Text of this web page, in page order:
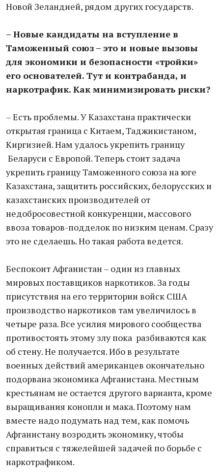
Новой Зеландией, рядом других государств.
– Новые кандидаты на вступление в
Таможенный союз – это и новые вызовы
для экономики и безопасности «тройки»
его основателей. Тут и контрабанда, и
наркотрафик. Как минимизировать риски?
– Есть проблемы. У Казахстана практически
открытая граница с Китаем, Таджикистаном,
Киргизией. Нам удалось укрепить границу
Беларуси с Европой. Теперь стоит задача
укрепить границу Таможенного союза на юге
Казахстана, защитить российских, белорусских и
казахстанских производителей от
недобросовестной конкуренции, массового
ввоза товаров-подделок по низким ценам. Сразу
это не сделаешь. Но такая работа ведется.
Беспокоит Афганистан – один из главных
мировых поставщиков наркотиков. За годы
присутствия на его территории войск США
производство наркотиков там увеличилось в
четыре раза. Все усилия мирового сообщества
противостоять этому злу пока разбиваются как
об стену. Не получается. Ибо в результате
военных действий американцев окончательно
подорвана экономика Афганистана. Местным
крестьянам не остается другого варианта, кроме
выращивания конопли и мака. Поэтому нам
вместе надо подумать над тем, как помочь
Афганистану возродить экономику, чтобы
справиться с тяжелейшей задачей по борьбе с
наркотрафиком.